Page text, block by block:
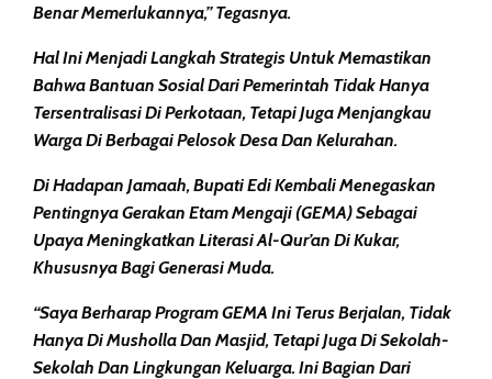
Benar Memerlukannya,” Tegasnya.
Hal Ini Menjadi Langkah Strategis Untuk Memastikan
Bahwa Bantuan Sosial Dari Pemerintah Tidak Hanya
Tersentralisasi Di Perkotaan, Tetapi Juga Menjangkau
Warga Di Berbagai Pelosok Desa Dan Kelurahan.
Di Hadapan Jamaah, Bupati Edi Kembali Menegaskan
Pentingnya Gerakan Etam Mengaji (GEMA) Sebagai
Upaya Meningkatkan Literasi Al-Qur’an Di Kukar,
Khususnya Bagi Generasi Muda.
“Saya Berharap Program GEMA Ini Terus Berjalan, Tidak
Hanya Di Musholla Dan Masjid, Tetapi Juga Di Sekolah-
Sekolah Dan Lingkungan Keluarga. Ini Bagian Dari